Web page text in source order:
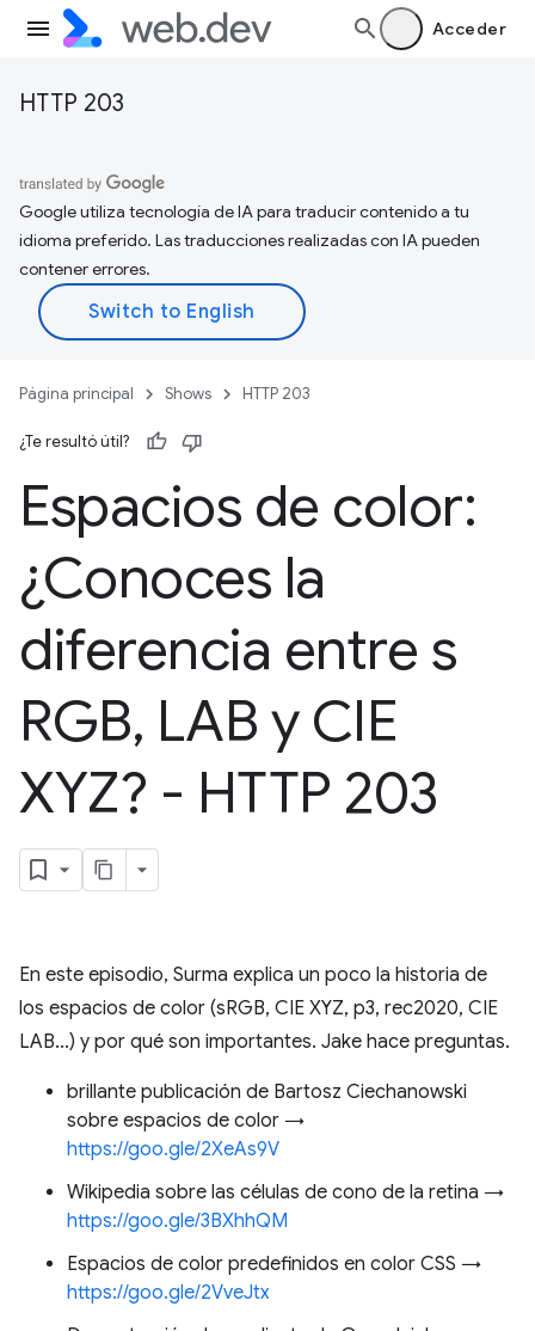
Acceder
HTTP 203
Google utiliza tecnología de IA para traducir contenido a tu
idioma preferido. Las traducciones realizadas con IA pueden
contener errores.
Página principal Shows HTTP 203
¿Te resultó útil?
Espacios de color:
¿Conoces la
diferencia entre s
RGB, LAB y CIE
XYZ? - HTTP 203
En este episodio, Surma explica un poco la historia de
los espacios de color (sRGB, CIE XYZ, p3, rec2020, CIE
LAB...) y por qué son importantes. Jake hace preguntas.
brillante publicación de Bartosz Ciechanowski
sobre espacios de color →
https://goo.gle/2XeAs9V
Wikipedia sobre las células de cono de la retina →
https://goo.gle/3BXhhQM
Espacios de color predefinidos en color CSS →
https://goo.gle/2VveJtx